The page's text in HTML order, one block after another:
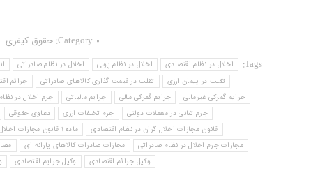
Category: حقوق کیفری
Tags:
اخلال در نظام اقتصادی اخلال در نظام پولی اخلال در نظام صادراتی
تقلب در پیمان ارزی
تقلب در قیمت ‌گذاری کالاهای صادراتی جرائم
جرایم گمرکی غیرمالی
جرایم گمرکی مالی جرایم مالیاتی جرم اخلال در
جرم تبانی در معملات دولتی
جرم تخلفات ارزی دعاوی حقوقی
قانون مجازات اخلال گران در نظام اقتصادی
ماده 1 قانون مجازات اخلال گران در نظام اقتصادی کشور
مجازات جرم اخلال در نظام صادراتی
مجازات صادرات کالاهای یارانه ‌ای
وکیل جرائم اقتصادی
وکیل جرایم اقتصادی